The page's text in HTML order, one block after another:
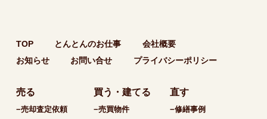
TOP とんとんのお仕事
会社概要
お知らせ
お問い合せ プライバシーポリシー
売る
−売却査定依頼
買う・建てる
−売買物件
直す
−修繕事例